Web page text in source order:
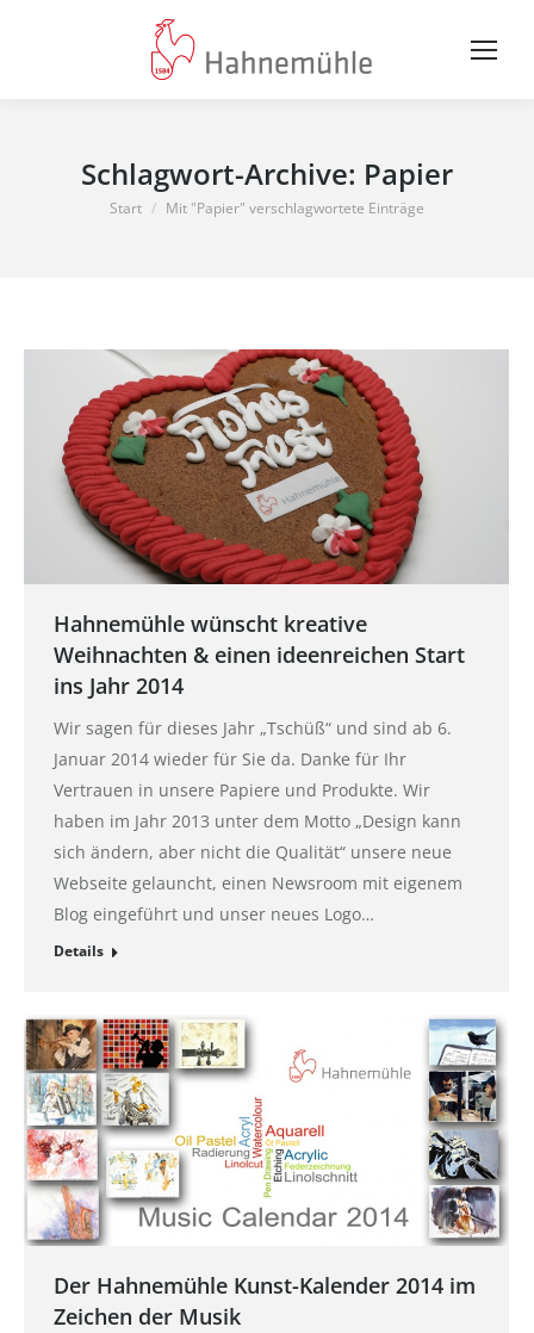
Schlagwort-Archive: Papier
Sie befinden sich hier:
Start Mit "Papier" verschlagwortete Einträge
Hahnemühle wünscht kreative
Weihnachten & einen ideenreichen Start
ins Jahr 2014
Wir sagen für dieses Jahr „Tschüß“ und sind ab 6.
Januar 2014 wieder für Sie da. Danke für Ihr
Vertrauen in unsere Papiere und Produkte. Wir
haben im Jahr 2013 unter dem Motto „Design kann
sich ändern, aber nicht die Qualität“ unsere neue
Webseite gelauncht, einen Newsroom mit eigenem
Blog eingeführt und unser neues Logo…
Details
Der Hahnemühle Kunst-Kalender 2014 im
Zeichen der Musik